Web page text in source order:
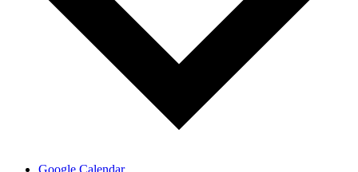
Google Calendar